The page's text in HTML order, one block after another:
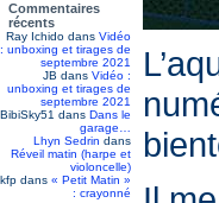
Commentaires
récents
Ray Ichido dans Vidéo
: unboxing et tirages de
septembre 2021
JB dans Vidéo :
unboxing et tirages de
septembre 2021
BibiSky51 dans Dans le
garage…
Lhyn Sedrin dans
Réveil matin (harpe et
violoncelle)
kfp dans « Petit Matin »
: crayonné